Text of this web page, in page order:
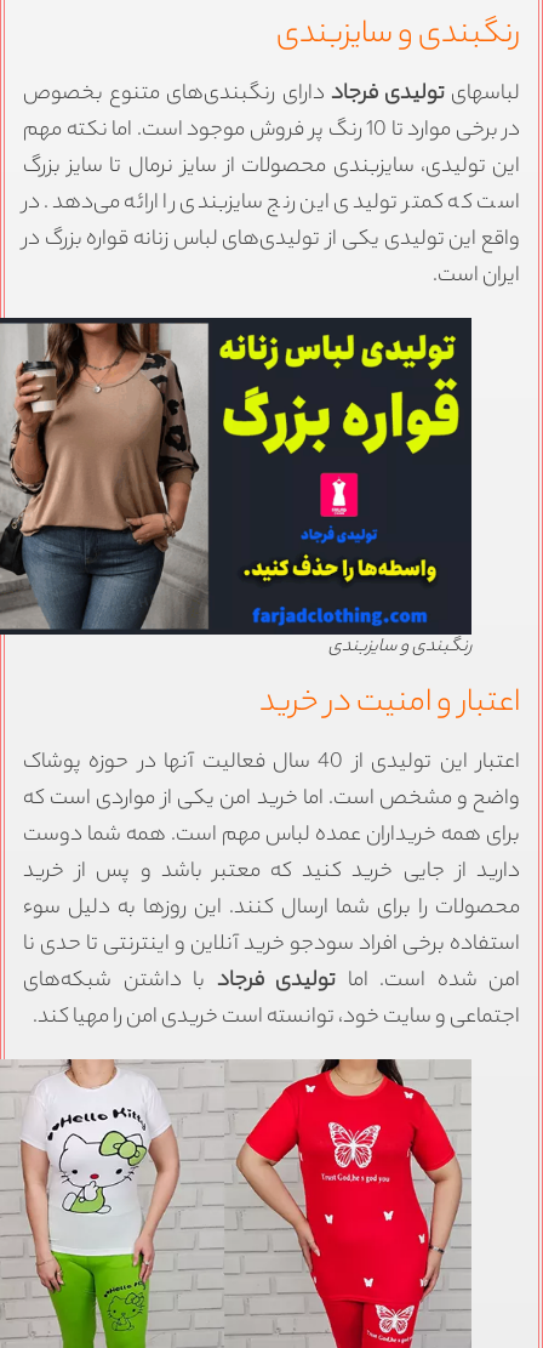
و سایزبندی
تولیدی فرجاددارای رنگبندی‌های متنوع بخصوص
در برخی موارد تا 10 رنگ پر فروش موجود است. اما نکته مهم
تولیدی، سایزبندی محصولات از سایز نرمال تا سایز بزرگ
که کمتر تولیدی این رنج سایزبندی را ارائه می‌دهد. در
این تولیدی یکی از تولیدی‌های لباس زنانه قواره بزرگ در
است.
رنگبندی و سایزبندی
و امنیت در خرید
اعتبار این تولیدی از 40 سال فعالیت آنها در حوزه پوشاک
و مشخص است. اما خرید امن یکی از مواردی است که
همه خریداران عمده لباس مهم است. همه شما دوست
از جایی خرید کنید که معتبر باشد و پس از خرید
را برای شما ارسال کنند. این روزها به دلیل سوء
برخی افراد سودجو خرید آنلاین و اینترنتی تا حدی نا
شده است. اماتولیدی فرجادبا داشتن شبکه‌های
و سایت خود، توانسته است خریدی امن را مهیا کند.